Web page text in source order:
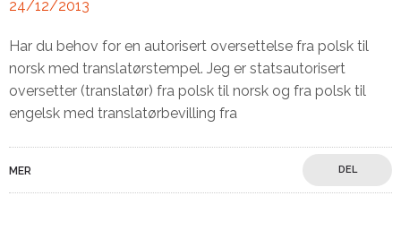
24/12/2013
Har du behov for en autorisert oversettelse fra polsk til
norsk med translatørstempel. Jeg er statsautorisert
oversetter (translatør) fra polsk til norsk og fra polsk til
engelsk med translatørbevilling fra
MER DEL